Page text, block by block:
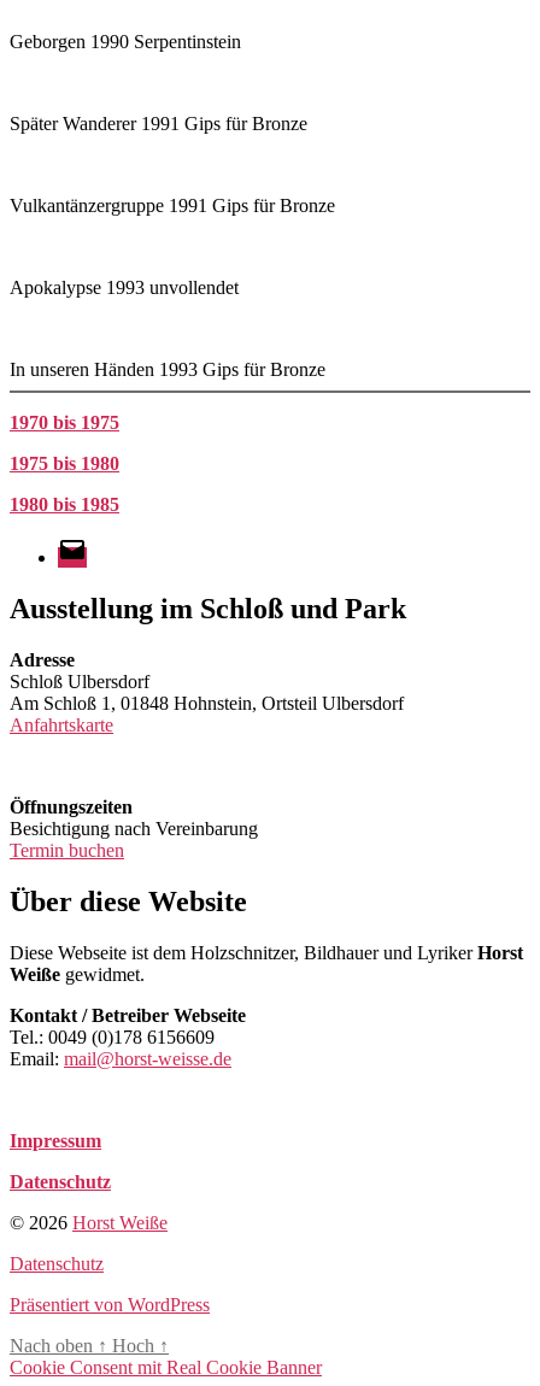
Geborgen 1990 Serpentinstein
Später Wanderer 1991 Gips für Bronze
Vulkantänzergruppe 1991 Gips für Bronze
Apokalypse 1993 unvollendet
In unseren Händen 1993 Gips für Bronze
1970 bis 1975
1975 bis 1980
1980 bis 1985
E-
Mail
Ausstellung im Schloß und Park
Adresse
Schloß Ulbersdorf
Am Schloß 1, 01848 Hohnstein, Ortsteil Ulbersdorf
Anfahrtskarte
Öffnungszeiten
Besichtigung nach Vereinbarung
Termin buchen
Über diese Website
Diese Webseite ist dem Holzschnitzer, Bildhauer und LyrikerHorst
Weiße gewidmet.
Kontakt / Betreiber Webseite
Tel.: 0049 (0)178 6156609
Email: mail@horst-weisse.de
Impressum
Datenschutz
© 2026 Horst Weiße
Datenschutz
Präsentiert von WordPress
Nach oben ↑ Hoch ↑
Cookie Consent mit Real Cookie Banner